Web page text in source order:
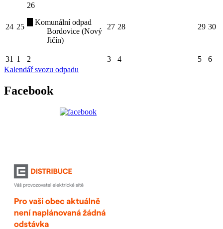
24 25
26
Komunální odpad
Bordovice (Nový
Jičín)
27 28 29 30
31 1 2 3 4 5
6
Kalendář svozu odpadu
Facebook